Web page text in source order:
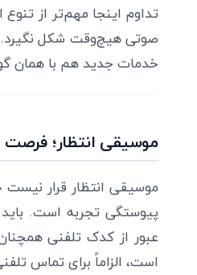
تداوم اینجا مهم‌تر از
صوتی هیچ‌وقت شکل
خدمات جدید هم با همان
موسیقی انتظار؛
موسیقی انتظار قرار
پیوستگی تجربه است.
عبور از کدک تلفنی
است، الزاماً برای تماس